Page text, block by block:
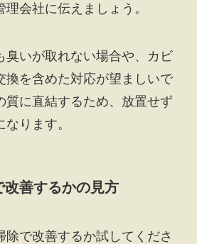
会社に伝えましょう。
臭いが取れない場合や、カビ
換を含めた対応が望ましいで
質に直結するため、放置せず
ります。
改善するかの見方
除で改善するか試してくださ